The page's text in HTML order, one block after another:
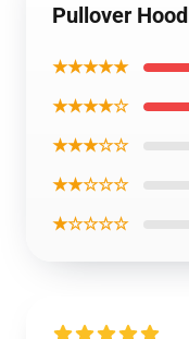
Pullover
★★★★★
★★★★☆
★★★☆☆
★★☆☆☆
★☆☆☆☆